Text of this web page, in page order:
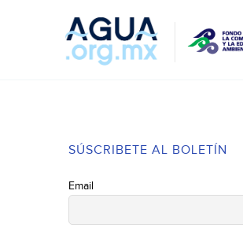
SÚSCRIBETE AL BOLETÍN
Email